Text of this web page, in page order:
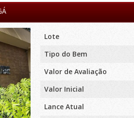
Lote
Tipo do Bem
Valor de Avaliação
Valor Inicial
Lance Atual